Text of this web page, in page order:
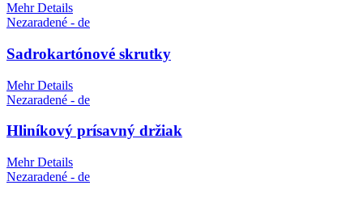
Mehr Details
Nezaradené - de
Sadrokartónové skrutky
Mehr Details
Nezaradené - de
Hliníkový prísavný držiak
Mehr Details
Nezaradené - de